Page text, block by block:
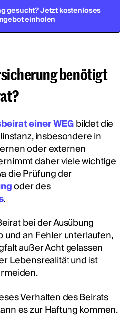
gesucht? Jetzt kostenloses
einholen
benötigt
einer WEGbildet die
insbesondere in
oder externen
daher viele wichtige
die Prüfung der
oder des
.
bei der Ausübung
und an Fehler unterlaufen,
außer Acht gelassen
Lebensrealität und ist
Verhalten des Beirats
es zur Haftung kommen.